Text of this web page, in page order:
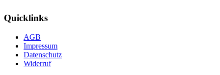
Quicklinks
AGB
Impressum
Datenschutz
Widerruf